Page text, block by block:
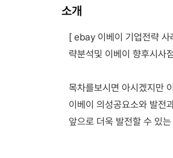
소개
[ ebay 이베이 기업전략
략분석및 이베이 향후시사
목차를보시면 아시겠지만
이베이 의성공요소와 발전
앞으로 더욱 발전할 수 있